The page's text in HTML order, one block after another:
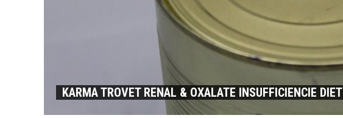
KARMA TROVET RENAL & OXALATE INSUFFICIENCIE DIET